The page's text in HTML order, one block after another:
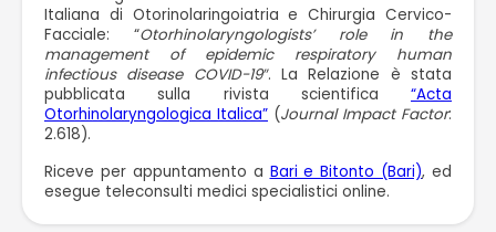
Italiana di Otorinolaringoiatria e Chirurgia Cervico-
Facciale: “Otorhinolaryngologists’ role in the
management of epidemic respiratory human
infectious disease COVID-19″. La Relazione è stata
pubblicata sulla rivista scientifica “Acta
Otorhinolaryngologica Italica” (Journal Impact Factor:
2.618).
Riceve per appuntamento a Bari e Bitonto (Bari), ed
esegue teleconsulti medici specialistici online.